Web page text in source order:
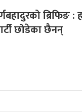
ब्रिफिङ :
छोडेका छैनन्